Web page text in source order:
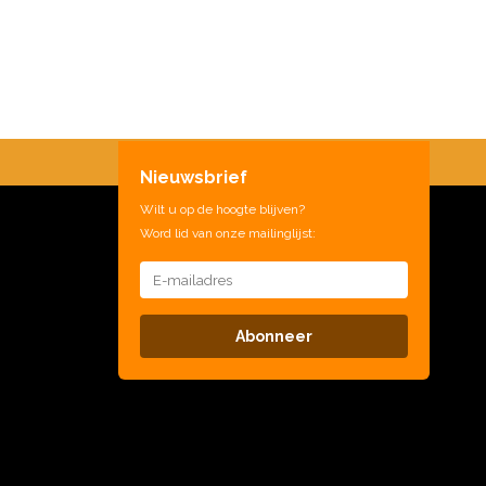
Nieuwsbrief
Wilt u op de hoogte blijven?
Word lid van onze mailinglijst:
Abonneer